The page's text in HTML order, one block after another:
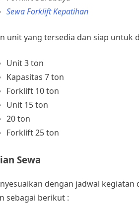
Sewa Forklift Kepatihan
unit yang tersedia dan siap untuk
Unit 3 ton
Kapasitas 7 ton
Forklift 10 ton
Unit 15 ton
20 ton
Forklift 25 ton
Sewa
dengan jadwal
sebagai berikut :